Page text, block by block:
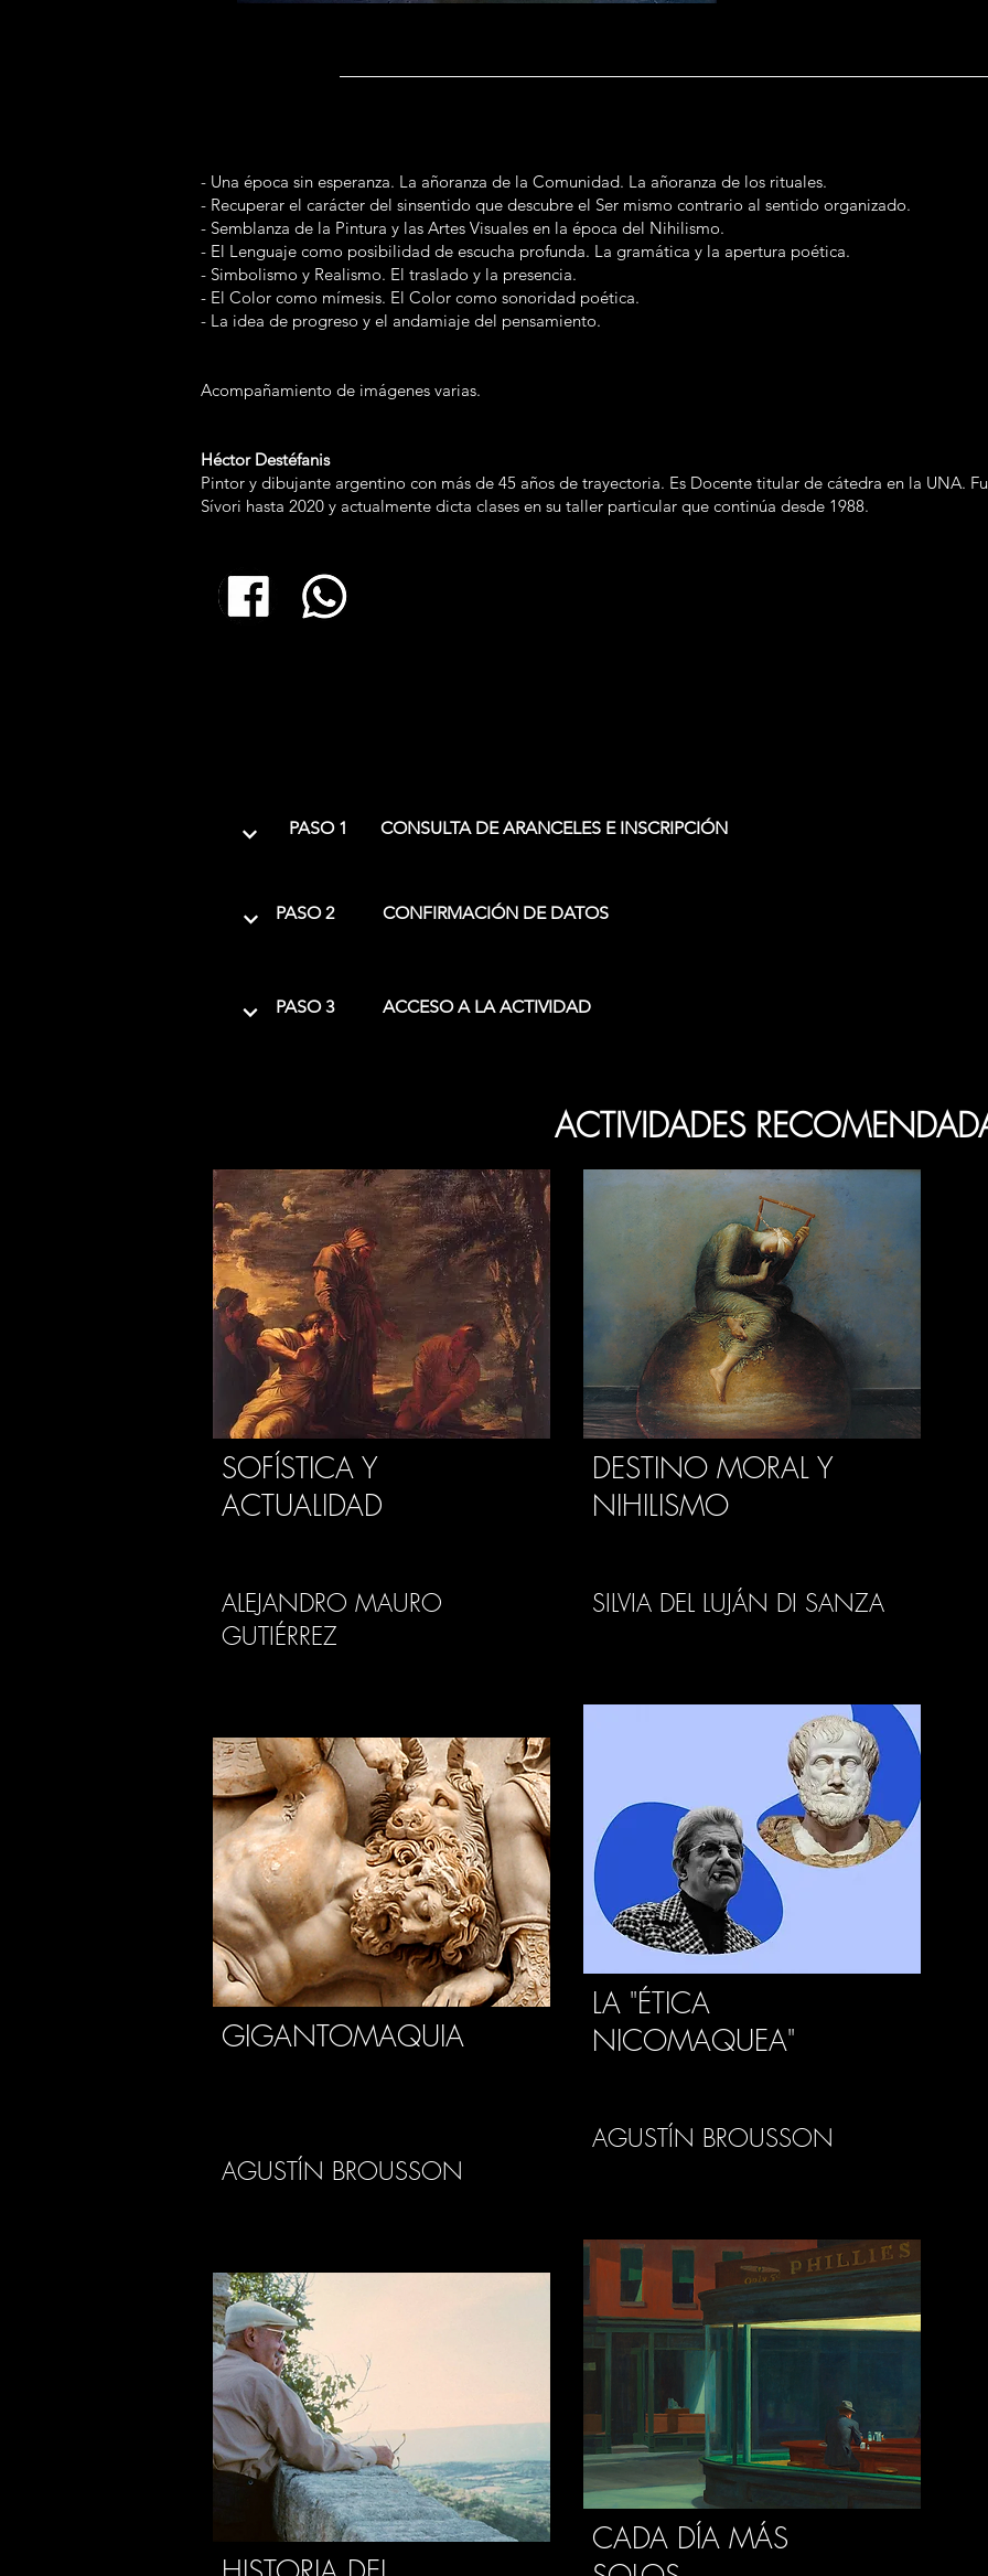
- Una época sin esperanza. La añoranza de la Comunidad. La añoranza de los rituales.
- Recuperar el carácter del sinsentido que descubre el Ser mismo contrario al sentido organizado.
- Semblanza de la Pintura y las Artes Visuales en la época del Nihilismo.
- El Lenguaje como posibilidad de escucha profunda. La gramática y la apertura poética.
- Simbolismo y Realismo. El traslado y la presencia.
- El Color como mímesis. El Color como sonoridad poética.
- La idea de progreso y el andamiaje del pensamiento.
Acompañamiento de imágenes varias.
Héctor Destéfanis
Pintor y dibujante argentino con más de 45 años de trayectoria. Es Docente titular de cátedra en la UNA.
Sívori hasta 2020 y actualmente dicta clases en su taller particular que continúa desde 1988.
PASO 1 CONSULTA DE ARANCELES E INSCRIPCIÓN
PASO 2 CONFIRMACIÓN DE DATOS
PASO 3 ACCESO A LA ACTIVIDAD
ACTIVIDADES
SOFÍSTICA Y
ACTUALIDAD
ALEJANDRO MAURO
GUTIÉRREZ
GIGANTOMAQUIA
AGUSTÍN BROUSSON
DESTINO MORAL Y
NIHILISMO
SILVIA DEL LUJÁN DI SANZA
LA "ÉTICA
NICOMAQUEA"
AGUSTÍN BROUSSON
CADA DÍA MÁS